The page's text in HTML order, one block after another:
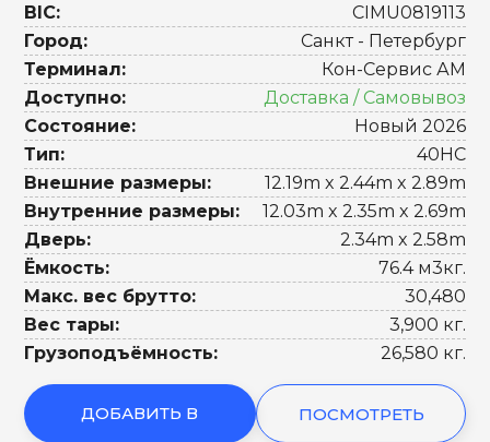
BIC:
CIMU0819113
Город:
Санкт - Петербург
Терминал:
Кон-Сервис АМ
Доступно:
Доставка / Самовывоз
Состояние:
Новый 2026
Тип:
40HC
Внешние размеры:
12.19m x 2.44m x 2.89m
Внутренние размеры:
12.03m x 2.35m x 2.69m
Дверь:
2.34m x 2.58m
Ёмкость:
76.4 м3кг.
Макс. вес брутто:
30,480
Вес тары:
3,900 кг.
Грузоподъёмность:
26,580 кг.
ДОБАВИТЬ В ПОСМОТРЕТЬ